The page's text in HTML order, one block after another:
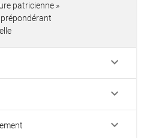
patricienne »
keyboard_arrow_down
keyboard_arrow_down
keyboard_arrow_down